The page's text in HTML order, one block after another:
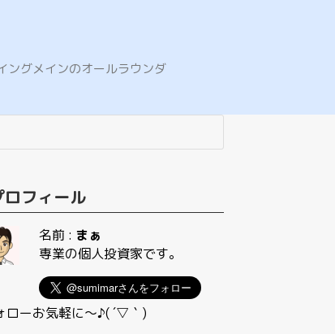
ングメインのオールラウンダ
ロフィール
名前 : まぁ
専業の個人投資家です。
ローお気軽に〜♪( ´▽｀)